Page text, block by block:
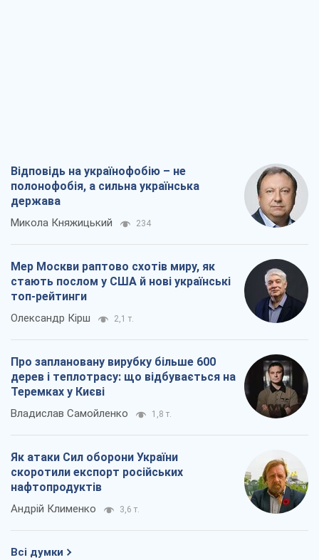
Відповідь на українофобію – не
полонофобія, а сильна українська
держава
Микола Княжицький 234
Мер Москви раптово схотів миру, як
стають послом у США й нові українські
топ-рейтинги
Олександр Кірш 2,1 т.
Про заплановану вирубку більше 600
дерев і теплотрасу: що відбувається на
Теремках у Києві
Владислав Самойленко 1,8 т.
Як атаки Сил оборони України
скоротили експорт російських
нафтопродуктів
Андрій Клименко 3,6 т.
Всі думки